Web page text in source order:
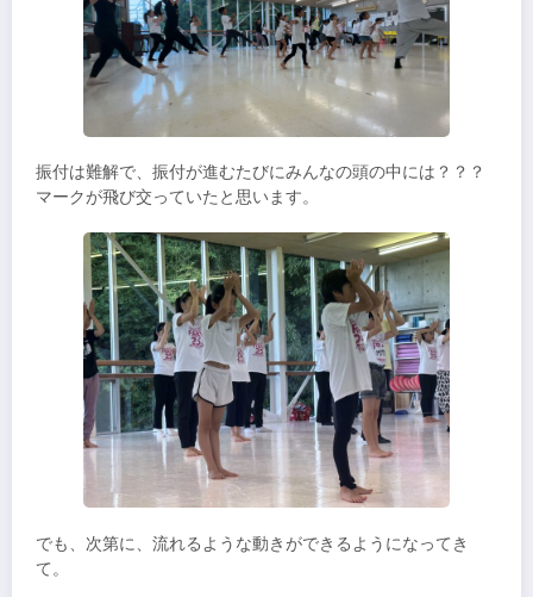
振付は難解で、振付が進むたびにみんなの頭の中には？？？
マークが飛び交っていたと思います。
でも、次第に、流れるような動きができるようになってき
て。